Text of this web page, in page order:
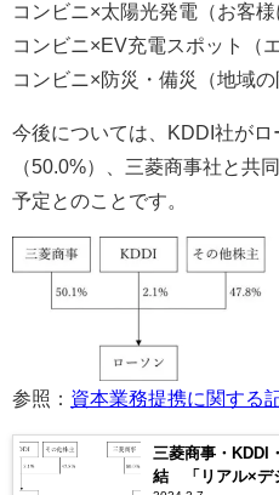
コンビニ×太陽光発電（お客様
コンビニ×EV充電スポット（
コンビニ×防災・備災（地域の
今後については、KDDI社がロ
（50.0%）、三菱商事社と共
予定とのことです。
参照： 資本業務提携に関する
三菱商事・KDDI
結 「リアル×デ